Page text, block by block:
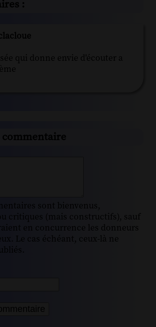
:
qui donne envie d'écouter a
sont bienvenus,
critiques (mais constructifs), sauf
en concurrence les donneurs
Le cas échéant, ceux-là ne